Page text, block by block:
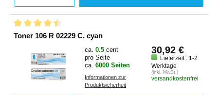
Toner 106 R 02229 C, cyan
ca. 0.5 cent
pro Seite
ca. 6000 Seiten
Informationen zur
Produktsicherheit
30,92 €
Lieferzeit : 1-2
Werktage
(inkl. MwSt.)
versandkostenfrei